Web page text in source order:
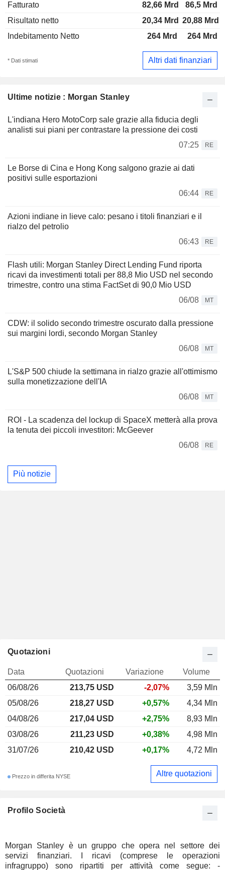
Ultime notizie : Morgan Stanley
L'indiana Hero MotoCorp sale grazie alla fiducia degli
analisti sui piani per contrastare la pressione dei costi
07:25
RE
Le Borse di Cina e Hong Kong salgono grazie ai dati
positivi sulle esportazioni
06:44
RE
Azioni indiane in lieve calo: pesano i titoli finanziari e il
rialzo del petrolio
06:43
RE
Flash utili: Morgan Stanley Direct Lending Fund riporta
ricavi da investimenti totali per 88,8 Mio USD nel secondo
trimestre, contro una stima FactSet di 90,0 Mio USD
06/08
MT
CDW: il solido secondo trimestre oscurato dalla pressione
sui margini lordi, secondo Morgan Stanley
06/08
MT
L'S&P 500 chiude la settimana in rialzo grazie all'ottimismo
sulla monetizzazione dell'IA
06/08
MT
ROI - La scadenza del lockup di SpaceX metterà alla prova
la tenuta dei piccoli investitori: McGeever
06/08
RE
Più notizie
Fatturato
82,66 Mrd
86,5 Mrd
Risultato netto
20,34 Mrd 20,88 Mrd
Indebitamento Netto
264 Mrd 264 Mrd
* Dati stimati Altri dati finanziari
Profilo Società
Morgan Stanley è un gruppo che opera nel settore dei
servizi finanziari. I ricavi (comprese le operazioni
infragruppo) sono ripartiti per attività come segue: -
Quotazioni
Data Quotazioni Variazione
Volume
06/08/26
213,75 USD -2,07%
3,59 Mln
05/08/26
218,27 USD +0,57%
4,34 Mln
04/08/26
217,04 USD +2,75%
8,93 Mln
03/08/26
211,23 USD +0,38%
4,98 Mln
31/07/26
210,42 USD +0,17% 4,72 Mln
Prezzo in differita NYSE Altre quotazioni